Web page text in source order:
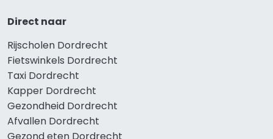
Direct naar
Rijscholen Dordrecht
Fietswinkels Dordrecht
Taxi Dordrecht
Kapper Dordrecht
Gezondheid Dordrecht
Afvallen Dordrecht